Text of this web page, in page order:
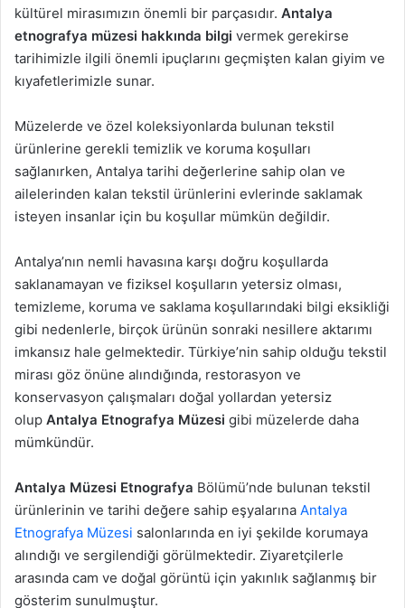
kültürel mirasımızın önemli bir parçasıdır. Antalya
etnografya müzesi hakkında bilgi vermek gerekirse
tarihimizle ilgili önemli ipuçlarını geçmişten kalan giyim ve
kıyafetlerimizle sunar.
Müzelerde ve özel koleksiyonlarda bulunan tekstil
ürünlerine gerekli temizlik ve koruma koşulları
sağlanırken, Antalya tarihi değerlerine sahip olan ve
ailelerinden kalan tekstil ürünlerini evlerinde saklamak
isteyen insanlar için bu koşullar mümkün değildir.
Antalya’nın nemli havasına karşı doğru koşullarda
saklanamayan ve fiziksel koşulların yetersiz olması,
temizleme, koruma ve saklama koşullarındaki bilgi eksikliği
gibi nedenlerle, birçok ürünün sonraki nesillere aktarımı
imkansız hale gelmektedir. Türkiye’nin sahip olduğu tekstil
mirası göz önüne alındığında, restorasyon ve
konservasyon çalışmaları doğal yollardan yetersiz
olup Antalya Etnografya Müzesi gibi müzelerde daha
mümkündür.
Antalya Müzesi Etnografya Bölümü’nde bulunan tekstil
ürünlerinin ve tarihi değere sahip eşyalarına Antalya
Etnografya Müzesi salonlarında en iyi şekilde korumaya
alındığı ve sergilendiği görülmektedir. Ziyaretçilerle
arasında cam ve doğal görüntü için yakınlık sağlanmış bir
gösterim sunulmuştur.